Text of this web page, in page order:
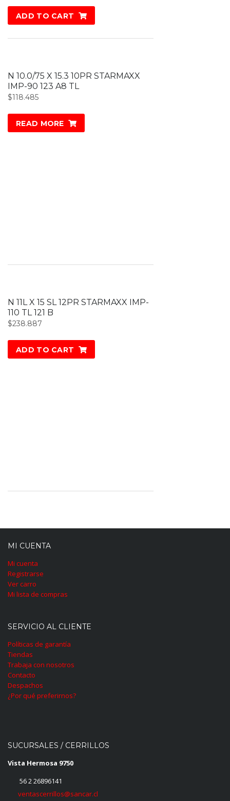
ADD TO CART
N 10.0/75 X 15.3 10PR STARMAXX
IMP-90 123 A8 TL
$118.485
READ MORE
N 11L X 15 SL 12PR STARMAXX IMP-
110 TL 121 B
$238.887
ADD TO CART
MI CUENTA
Mi cuenta
Registrarse
Ver carro
Mi lista de compras
SERVICIO AL CLIENTE
Políticas de garantía
Tiendas
Trabaja con nosotros
Contacto
Despachos
¿Por qué preferirnos?
SUCURSALES / CERRILLOS
Vista Hermosa 9750
56 2 26896141
ventascerrillos@sancar.cl